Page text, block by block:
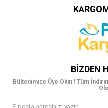
BIZDEN
Bültenimize Üye Olun ! Tüm